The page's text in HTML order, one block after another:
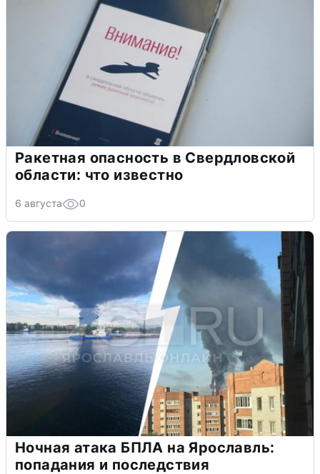
Ракетная опасность в Свердловской
области: что известно
6 августа 0
Ночная атака БПЛА на Ярославль:
попадания и последствия